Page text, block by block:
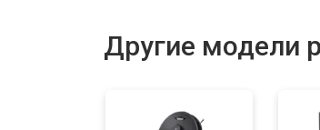
Другие модели